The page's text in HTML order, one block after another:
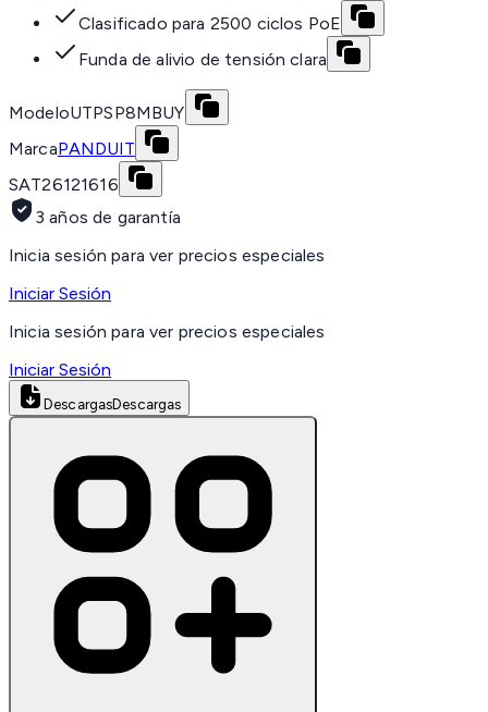
Clasificado para 2500 ciclos PoE
Funda de alivio de tensión clara
ModeloUTPSP8MBUY
MarcaPANDUIT
SAT26121616
3 años de garantía
Inicia sesión para ver precios especiales
Iniciar Sesión
Inicia sesión para ver precios especiales
Iniciar Sesión
DescargasDescargas